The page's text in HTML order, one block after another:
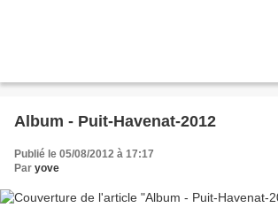
Album - Puit-Havenat-2012
Publié le 05/08/2012 à 17:17
Par yove